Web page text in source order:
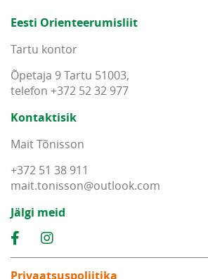
Eesti Orienteerumisliit
Tartu kontor
Õpetaja 9 Tartu 51003,
telefon +372 52 32 977
Kontaktisik
Mait Tõnisson
+372 51 38 911
mait.tonisson@outlook.com
Jälgi meid
Privaatsuspoliitika